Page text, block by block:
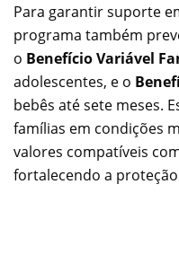
Para garantir suporte
programa também
o Benefício Variável
adolescentes, e o
bebês até sete meses.
famílias em condições
valores compatíveis
fortalecendo a